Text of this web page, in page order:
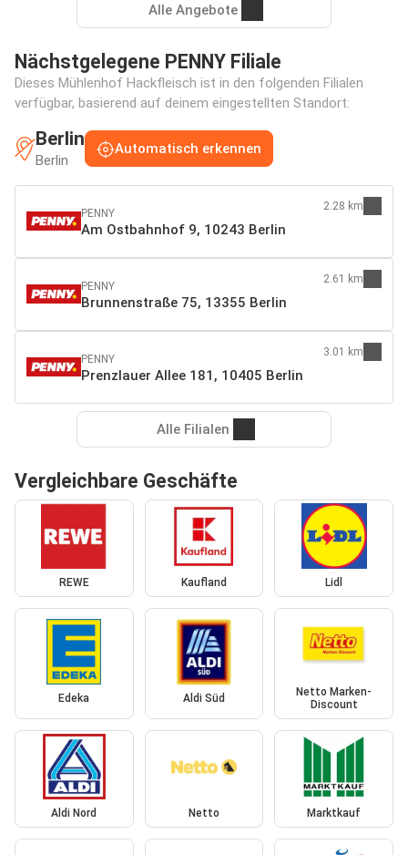
Alle Angebote
Nächstgelegene PENNY Filiale
Dieses Mühlenhof Hackfleisch ist in den folgenden Filialen
verfügbar, basierend auf deinem eingestellten Standort:
Berlin
Berlin
Automatisch erkennen
PENNY
Am Ostbahnhof 9, 10243 Berlin
2.28 km
PENNY
Brunnenstraße 75, 13355 Berlin
2.61 km
PENNY
Prenzlauer Allee 181, 10405 Berlin
3.01 km
Alle Filialen
Vergleichbare Geschäfte
REWE Kaufland Lidl
Edeka Aldi Süd
Netto Marken-
Discount
Aldi Nord Netto Marktkauf